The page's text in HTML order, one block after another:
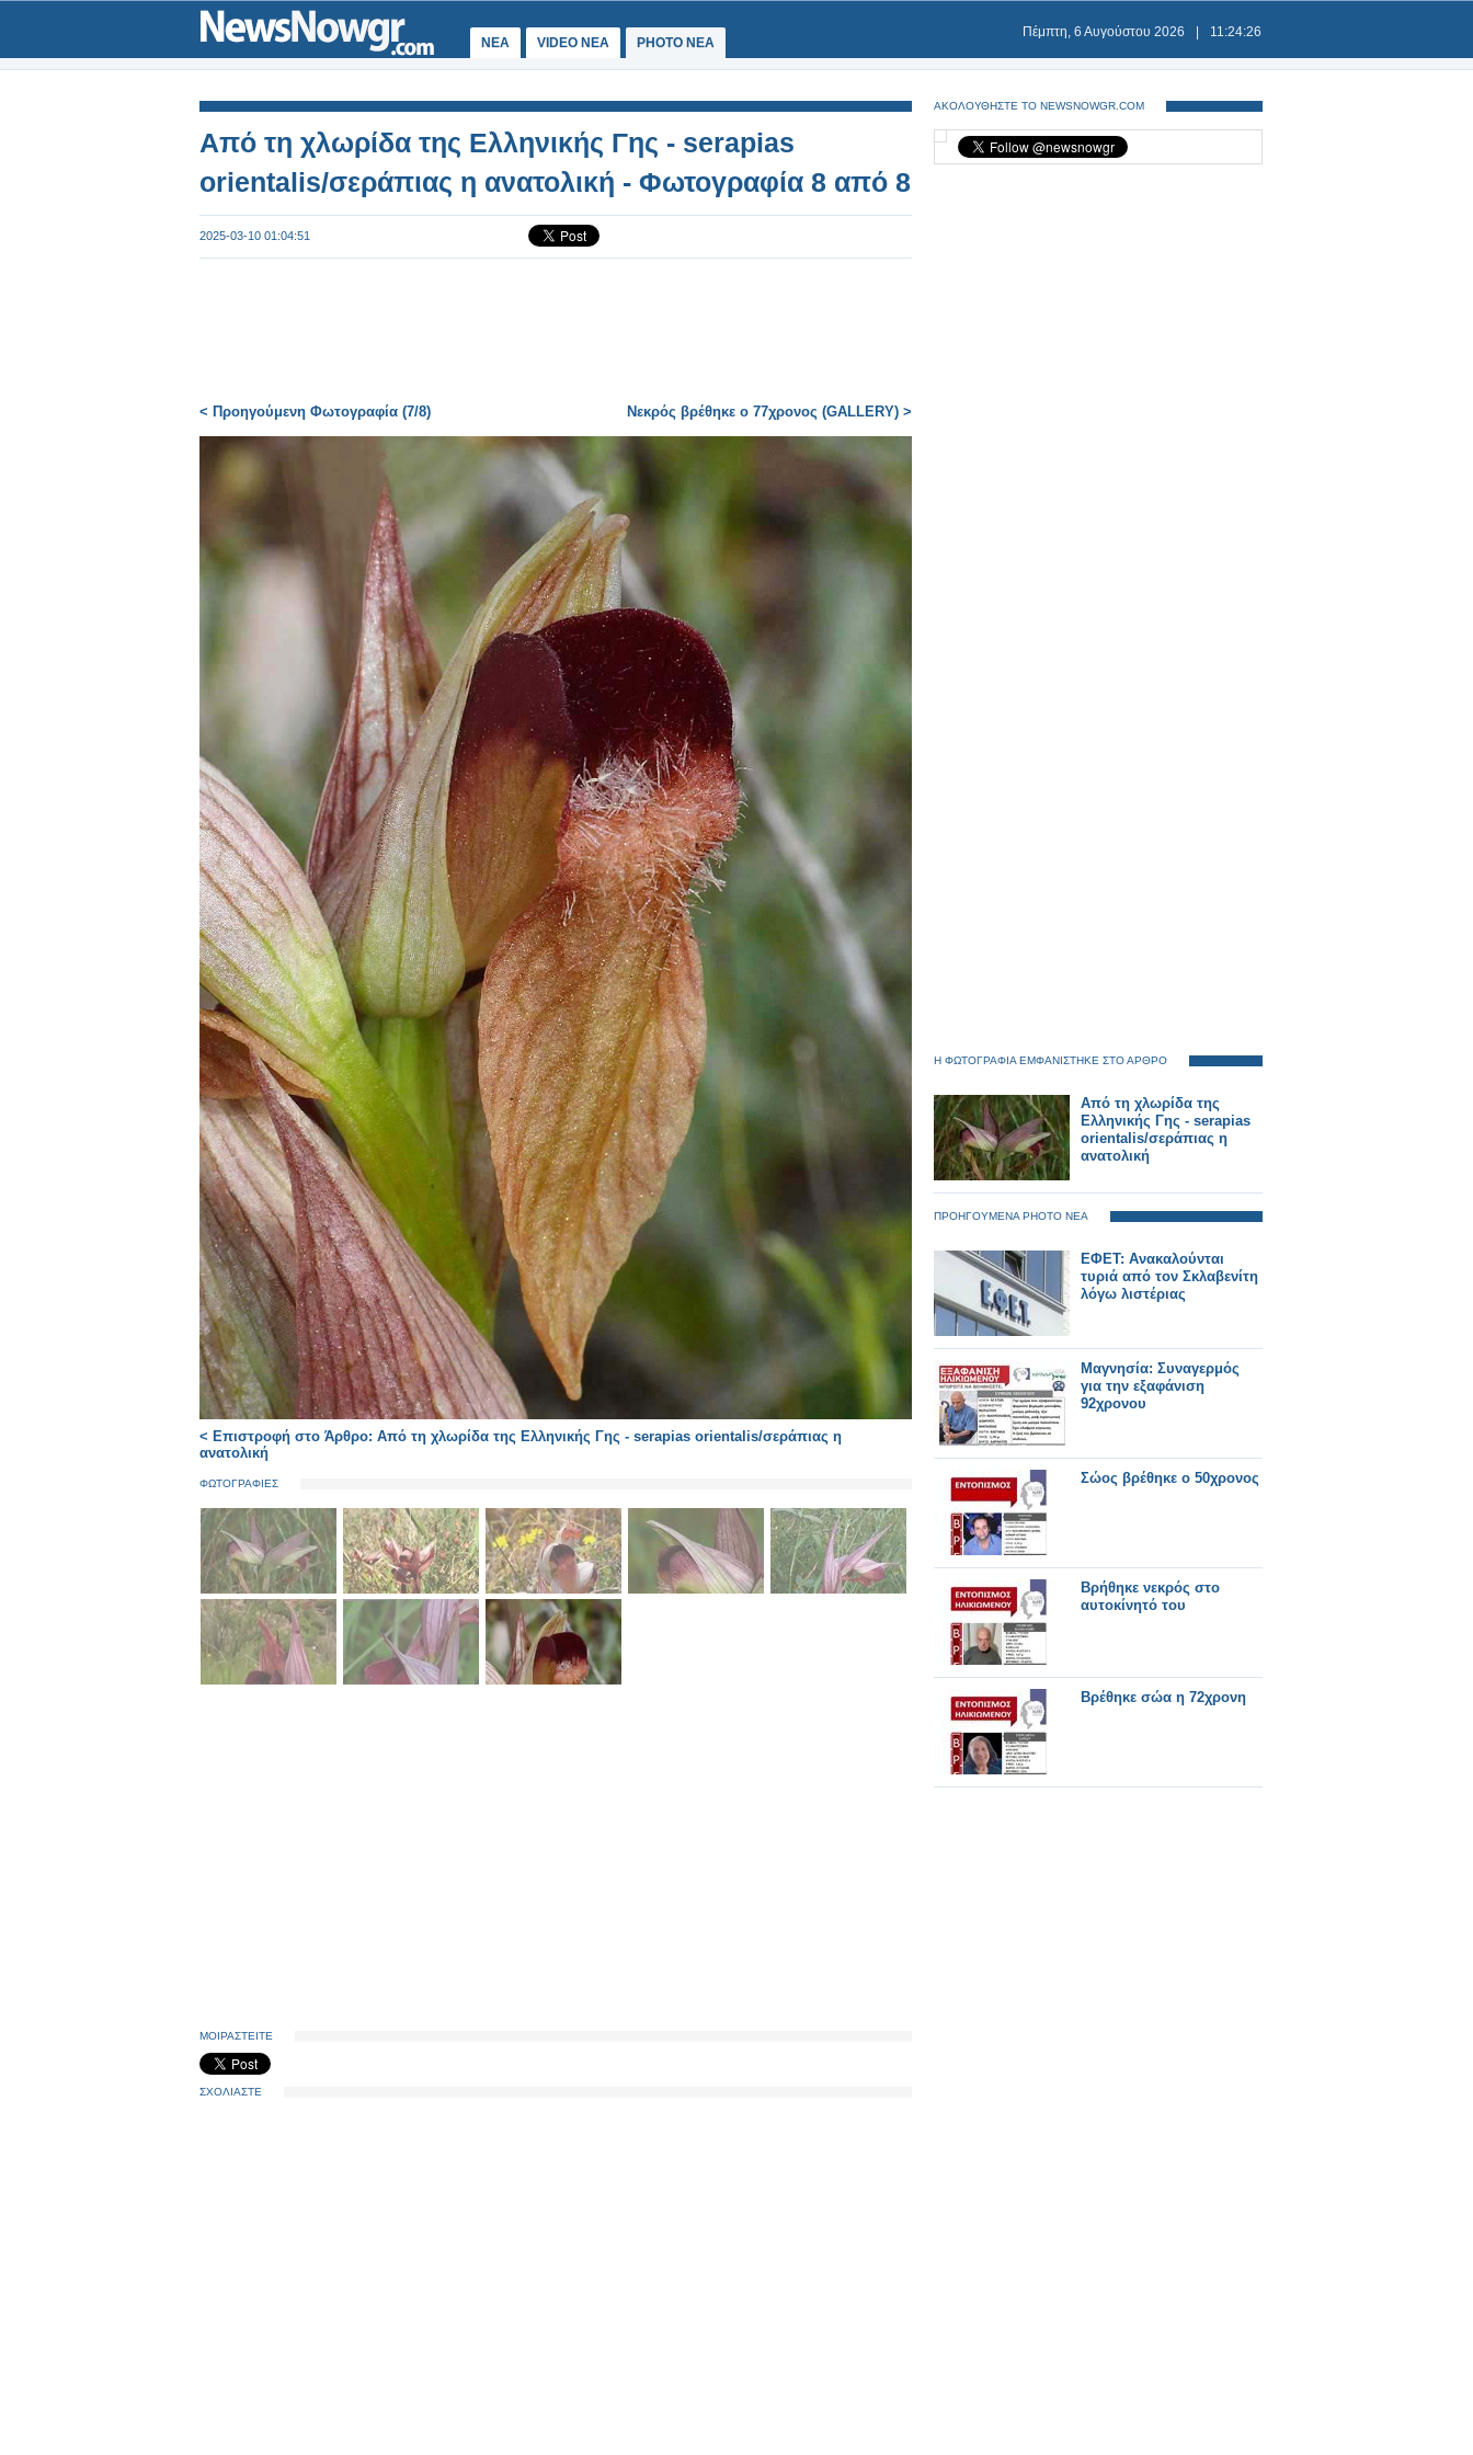
ΝΕΑ VIDEO NEA PHOTO NEA
Πέμπτη, 6 Αυγούστου 2026 11:24:27
Από τη χλωρίδα της Ελληνικής Γης - serapias
orientalis/σεράπιας η ανατολική - Φωτογραφία 8 από 8
2025-03-10 01:04:51
< Προηγούμενη Φωτογραφία (7/8) Νεκρός βρέθηκε ο 77χρονος (GALLERY) >
< Επιστροφή στο Άρθρο: Από τη χλωρίδα της Ελληνικής Γης - serapias orientalis/σεράπιας η
ανατολική
ΦΩΤΟΓΡΑΦΙΕΣ
ΜΟΙΡΑΣΤΕΙΤΕ
ΣΧΟΛΙΑΣΤΕ
ΑΚΟΛΟΥΘΗΣΤΕ ΤΟ NEWSNOWGR.COM
Η ΦΩΤΟΓΡΑΦΙΑ ΕΜΦΑΝΙΣΤΗΚΕ ΣΤΟ ΑΡΘΡΟ
Από τη χλωρίδα της
Ελληνικής Γης - serapias
orientalis/σεράπιας η
ανατολική
ΠΡΟΗΓΟΥΜΕΝΑ PHOTO ΝΕΑ
ΕΦΕΤ: Ανακαλούνται
τυριά από τον Σκλαβενίτη
λόγω λιστέριας
Μαγνησία: Συναγερμός
για την εξαφάνιση
92χρονου
Σώος βρέθηκε ο 50χρονος
Βρήθηκε νεκρός στο
αυτοκίνητό του
Βρέθηκε σώα η 72χρονη